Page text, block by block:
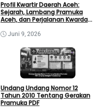
Profil Kwartir Daerah Aceh:
Sejarah, Lambang Pramuka
Aceh, dan Perjalanan Kwarda
Juni 9, 2026
Undang Undang Nomor 12
Tahun 2010 Tentang Gerakan
Pramuka PDF